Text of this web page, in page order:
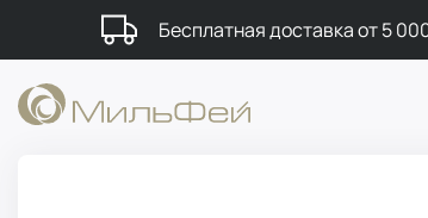
Бесплатная доставка от 5